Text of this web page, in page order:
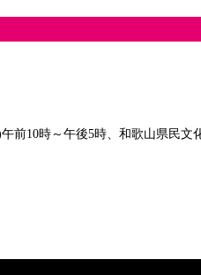
10時～午後5時、和歌山県民